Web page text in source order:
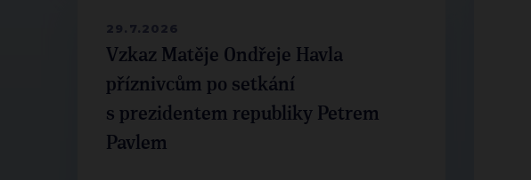
29.7.2026
Vzkaz Matěje Ondřeje Havla
příznivcům po setkání
s prezidentem republiky Petrem
Pavlem